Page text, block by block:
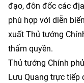
đạo, đôn đốc các
phù hợp với diễn
xuất Thủ tướng
thẩm quyền.
Thủ tướng Chính
Lưu Quang trực tiếp